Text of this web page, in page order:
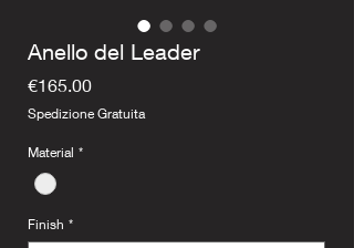
Anello del Leader
€165.00Price
Spedizione Gratuita
Material *
Finish *